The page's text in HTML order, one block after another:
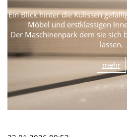
Ein Blick hinter die Kulissen
Möbel und erstklassigen
Der Maschinenpark dem sie sich
lassen.
mehr